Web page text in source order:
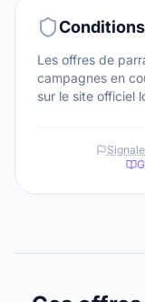
Les offres de
campagnes en
sur le site officiel